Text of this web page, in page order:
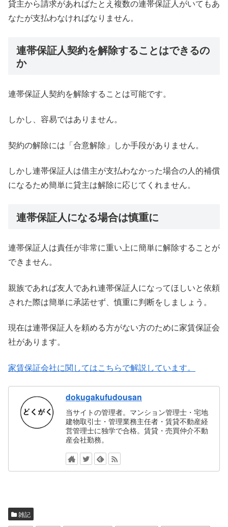
貸主から請求があればたとえ複数の連帯保証人がいてもあ
なたが支払わなければなりません。
連帯保証人契約を解除することはできるの
か
連帯保証人契約を解除することは可能です。
しかし、容易ではありません。
契約の解除には「合意解除」しか手段がありません。
しかし連帯保証人は借主が支払わなかった場合の人的補償
になるため簡単に貸主は解除に応じてくれません。
連帯保証人になる場合は慎重に
連帯保証人は責任が非常に重い上に簡単に解除することが
できません。
親族であれば友人であれ連帯保証人になってほしいと依頼
された際は簡単に承諾せず、慎重に判断をしましょう。
現在は連帯保証人を頼める方がない方のために家賃保証会
社があります。
家賃保証会社に関してはこちらで解説しています。
dokugakufudousan
当サイトの管理者。マンション管理士・宅地
建物取引士・管理業務主任者・賃貸不動産経
営管理士に独学で合格。賃貸・売買仲介不動
産会社勤務。
雑記